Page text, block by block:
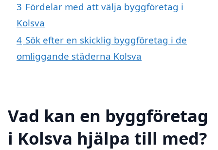
3 Fördelar med att välja byggföretag i
Kolsva
4 Sök efter en skicklig byggföretag i de
omliggande städerna Kolsva
Vad kan en byggföretag
i Kolsva hjälpa till med?